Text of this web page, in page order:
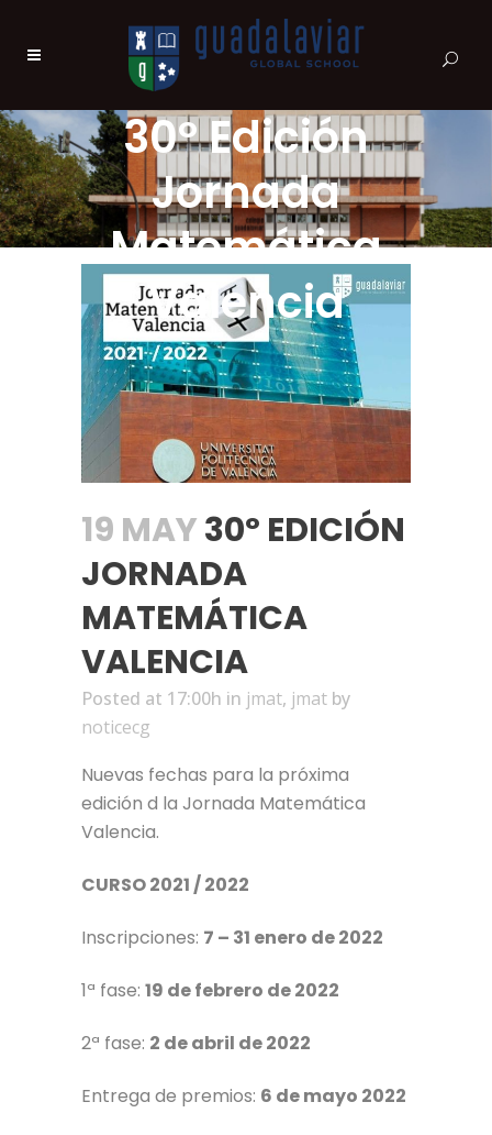
30º Edición
Jornada
Matemática
Valencia
19 MAY30º EDICIÓN
JORNADA
MATEMÁTICA
VALENCIA
Posted at 17:00h in jmat, jmat by
noticecg
Nuevas fechas para la próxima
edición d la Jornada Matemática
Valencia.
CURSO 2021 / 2022
Inscripciones: 7 – 31 enero de 2022
1ª fase: 19 de febrero de 2022
2ª fase: 2 de abril de 2022
Entrega de premios: 6 de mayo 2022